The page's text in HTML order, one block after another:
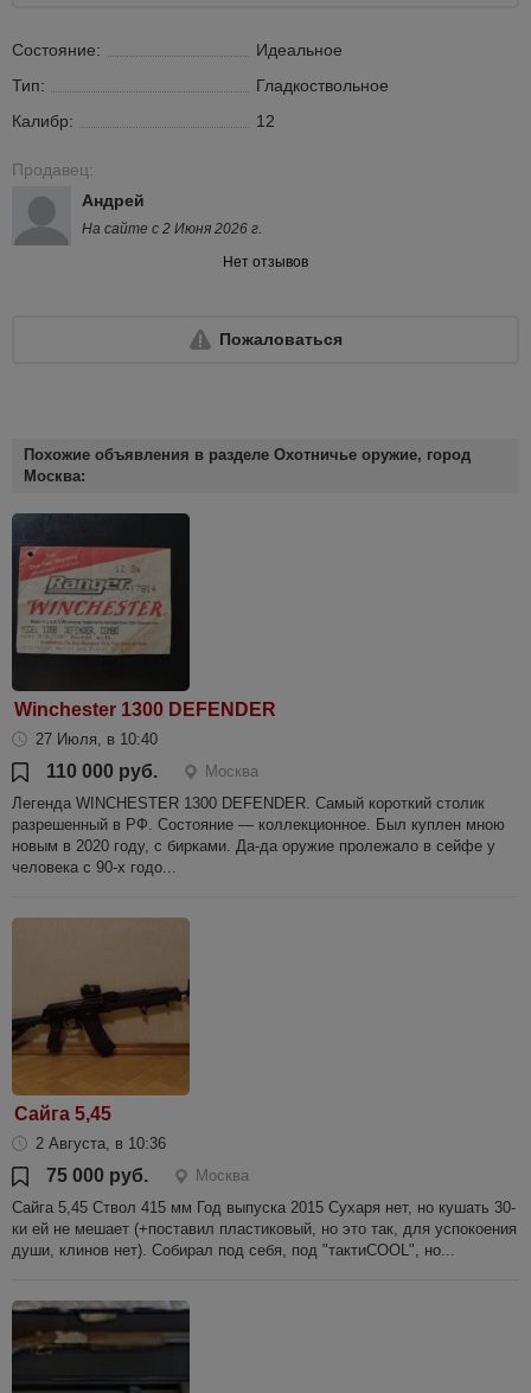
Состояние:
Идеальное
Тип:
Гладкоствольное
Калибр:
12
Продавец:
Андрей
На сайте с 2 Июня 2026 г.
Нет отзывов
Пожаловаться
Похожие объявления в разделе Охотничье оружие, город
Москва:
Winchester 1300 DEFENDER
27 Июля, в 10:40
110 000 руб.
Москва
Легенда WINCHESTER 1300 DEFENDER. Самый короткий столик
разрешенный в РФ. Состояние — коллекционное. Был куплен мною
новым в 2020 году, с бирками. Да-да оружие пролежало в сейфе у
человека с 90-х годо...
Сайга 5,45
2 Августа, в 10:36
75 000 руб.
Москва
Сайга 5,45 Ствол 415 мм Год выпуска 2015 Сухаря нет, но кушать 30-
ки ей не мешает (+поставил пластиковый, но это так, для успокоения
души, клинов нет). Собирал под себя, под "тактиCOOL", но...